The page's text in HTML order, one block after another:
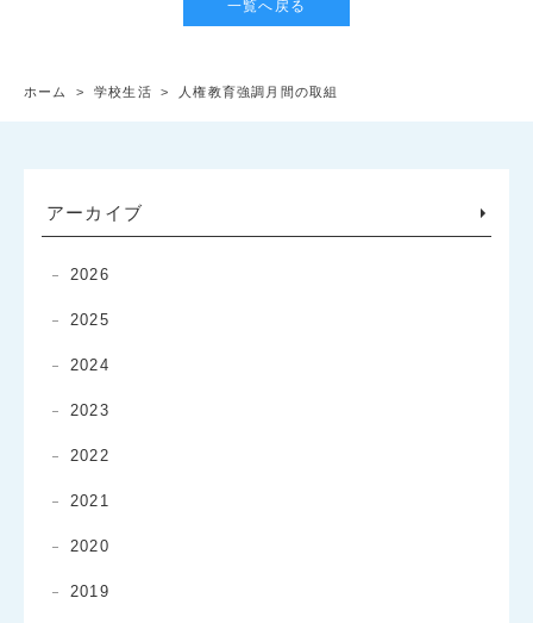
一覧へ戻る
ホーム > 学校生活 > 人権教育強調月間の取組
アーカイブ
2026
2025
2024
2023
2022
2021
2020
2019